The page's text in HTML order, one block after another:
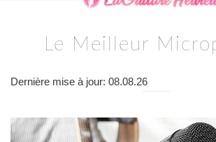
Le Meilleur
Dernière mise à jour: 08.08.26